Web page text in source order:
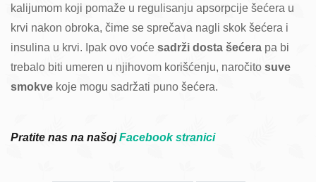
kalijumom koji pomaže u regulisanju apsorpcije šećera u
krvi nakon obroka, čime se sprečava nagli skok šećera i
insulina u krvi. Ipak ovo voće sadrži dosta šećera pa bi
trebalo biti umeren u njihovom korišćenju, naročito suve
smokve koje mogu sadržati puno šećera.
Pratite nas na našojFacebook stranici